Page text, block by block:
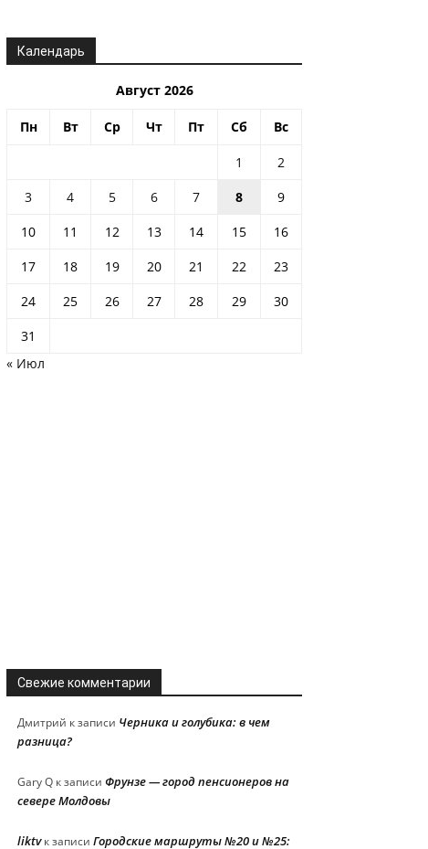
Календарь
Август 2026
Пн Вт Ср Чт Пт Сб Вс
1
2
3
4 5 6 7 8
9
10
11 12 13 14 15
16
17
18 19 20 21 22
23
24
25 26 27 28 29
30
31
« Июл
Свежие комментарии
Дмитрий к записи Черника и голубика: в чем
разница?
Gary Q к записи Фрунзе — город пенсионеров на
севере Молдовы
liktvк записи Городские маршруты №20 и №25: